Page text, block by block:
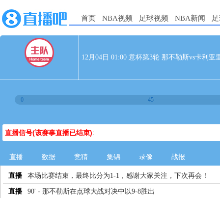
首页 NBA视频 足球视频 NBA新闻
12月04日 01:00 意杯第3轮 那不勒斯vs卡利亚
0 45
直播信号(该赛事直播已结束):
直播 数据 竞猜 集锦 录像 战报
直播 本场比赛结束，最终比分为1-1，感谢大家关注，下次再会！
直播 90' - 那不勒斯在点球大战对决中以9-8胜出